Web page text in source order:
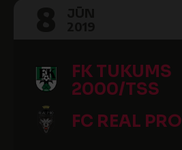
FK TUKUMS
2000/TSS
FC REAL PRO